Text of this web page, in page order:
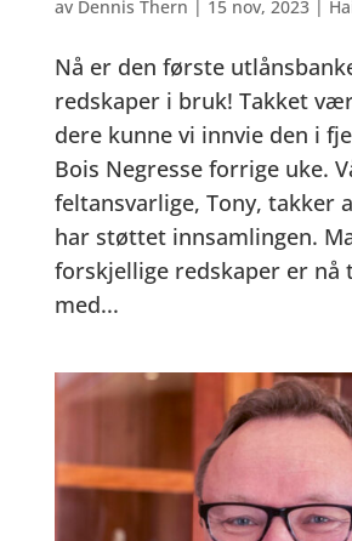
av Dennis Thern 15 nov, 2023|
Nå er den første
redskaper i bruk! Takket
dere kunne vi innvie den i
Bois Negresse forrige uke.
feltansvarlige, Tony, takker
har støttet innsamlingen.
forskjellige redskaper er nå
med...